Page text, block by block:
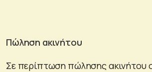
Πώληση ακινήτου
Σε περίπτωση πώλησης ακινήτου